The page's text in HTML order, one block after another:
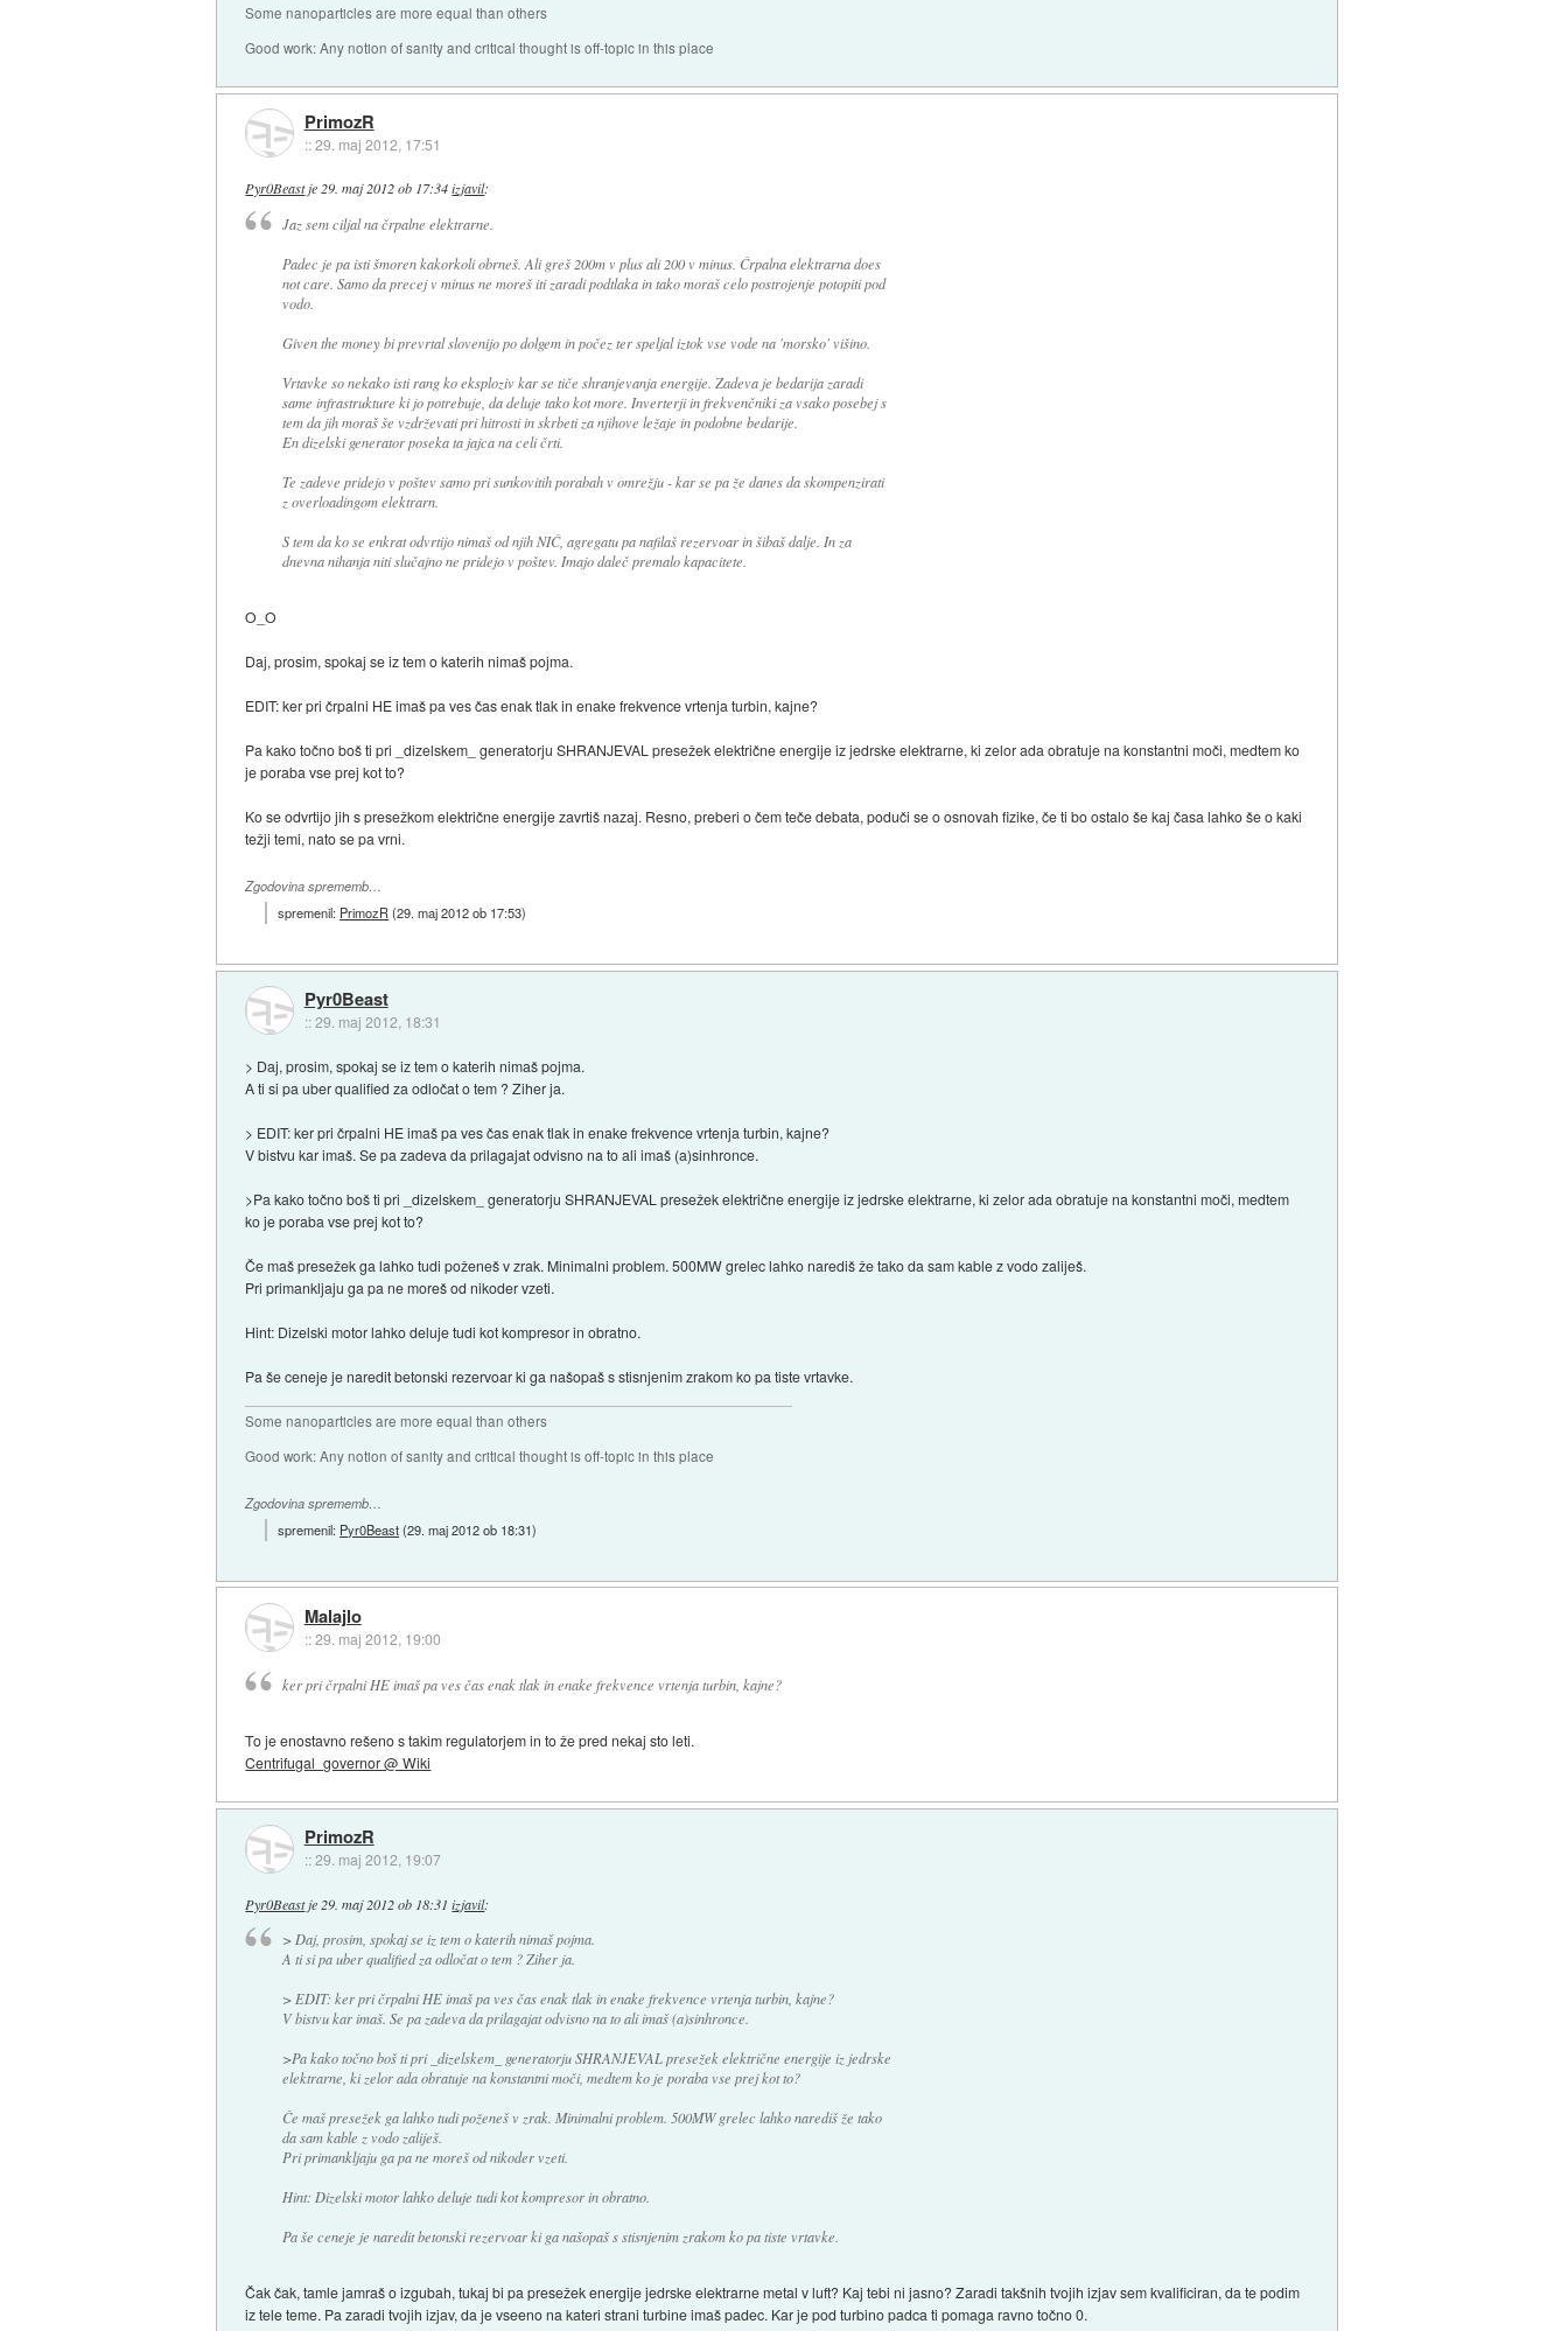
Some nanoparticles are more equal than others
Good work: Any notion of sanity and critical thought is off-topic in this place
PrimozR
::29. maj 2012, 17:51
Pyr0Beastje29. maj 2012 ob 17:34 izjavil:
Jaz sem ciljal na črpalne elektrarne.
Padec je pa isti šmoren kakorkoli obrneš. Ali greš 200m v plus ali 200 v minus. Črpalna elektrarna does
not care. Samo da precej v minus ne moreš iti zaradi podtlaka in tako moraš celo postrojenje potopiti pod
vodo.
Given the money bi prevrtal slovenijo po dolgem in počez ter speljal iztok vse vode na 'morsko' višino.
Vrtavke so nekako isti rang ko eksploziv kar se tiče shranjevanja energije. Zadeva je bedarija zaradi
same infrastrukture ki jo potrebuje, da deluje tako kot more. Inverterji in frekvenčniki za vsako posebej s
tem da jih moraš še vzdrževati pri hitrosti in skrbeti za njihove ležaje in podobne bedarije.
En dizelski generator poseka ta jajca na celi črti.
Te zadeve pridejo v poštev samo pri sunkovitih porabah v omrežju - kar se pa že danes da skompenzirati
z overloadingom elektrarn.
S tem da ko se enkrat odvrtijo nimaš od njih NIČ, agregatu pa nafilaš rezervoar in šibaš dalje. In za
dnevna nihanja niti slučajno ne pridejo v poštev. Imajo daleč premalo kapacitete.
O_O
Daj, prosim, spokaj se iz tem o katerih nimaš pojma.
EDIT: ker pri črpalni HE imaš pa ves čas enak tlak in enake frekvence vrtenja turbin, kajne?
Pa kako točno boš ti pri _dizelskem_ generatorju SHRANJEVAL presežek električne energije iz jedrske elektrarne, ki zelor ada obratuje na konstantni moči, medtem ko
je poraba vse prej kot to?
Ko se odvrtijo jih s presežkom električne energije zavrtiš nazaj. Resno, preberi o čem teče debata, poduči se o osnovah fizike, če ti bo ostalo še kaj časa lahko še o kaki
težji temi, nato se pa vrni.
Zgodovina sprememb…
spremenil: PrimozR(29. maj 2012 ob 17:53)
Pyr0Beast
::29. maj 2012, 18:31
> Daj, prosim, spokaj se iz tem o katerih nimaš pojma.
A ti si pa uber qualified za odločat o tem ? Ziher ja.
> EDIT: ker pri črpalni HE imaš pa ves čas enak tlak in enake frekvence vrtenja turbin, kajne?
V bistvu kar imaš. Se pa zadeva da prilagajat odvisno na to ali imaš (a)sinhronce.
>Pa kako točno boš ti pri _dizelskem_ generatorju SHRANJEVAL presežek električne energije iz jedrske elektrarne, ki zelor ada obratuje na konstantni moči, medtem
ko je poraba vse prej kot to?
Če maš presežek ga lahko tudi poženeš v zrak. Minimalni problem. 500MW grelec lahko narediš že tako da sam kable z vodo zaliješ.
Pri primankljaju ga pa ne moreš od nikoder vzeti.
Hint: Dizelski motor lahko deluje tudi kot kompresor in obratno.
Pa še ceneje je naredit betonski rezervoar ki ga našopaš s stisnjenim zrakom ko pa tiste vrtavke.
Some nanoparticles are more equal than others
Good work: Any notion of sanity and critical thought is off-topic in this place
Zgodovina sprememb…
spremenil: Pyr0Beast(29. maj 2012 ob 18:31)
Malajlo
::29. maj 2012, 19:00
ker pri črpalni HE imaš pa ves čas enak tlak in enake frekvence vrtenja turbin, kajne?
To je enostavno rešeno s takim regulatorjem in to že pred nekaj sto leti.
Centrifugal_governor @ Wiki
PrimozR
::29. maj 2012, 19:07
Pyr0Beastje 29. maj 2012 ob 18:31 izjavil:
> Daj, prosim, spokaj se iz tem o katerih nimaš pojma.
A ti si pa uber qualified za odločat o tem ? Ziher ja.
> EDIT: ker pri črpalni HE imaš pa ves čas enak tlak in enake frekvence vrtenja turbin, kajne?
V bistvu kar imaš. Se pa zadeva da prilagajat odvisno na to ali imaš (a)sinhronce.
>Pa kako točno boš ti pri _dizelskem_ generatorju SHRANJEVAL presežek električne energije iz jedrske
elektrarne, ki zelor ada obratuje na konstantni moči, medtem ko je poraba vse prej kot to?
Če maš presežek ga lahko tudi poženeš v zrak. Minimalni problem. 500MW grelec lahko narediš že tako
da sam kable z vodo zaliješ.
Pri primankljaju ga pa ne moreš od nikoder vzeti.
Hint: Dizelski motor lahko deluje tudi kot kompresor in obratno.
Pa še ceneje je naredit betonski rezervoar ki ga našopaš s stisnjenim zrakom ko pa tiste vrtavke.
Čak čak, tamle jamraš o izgubah, tukaj bi pa presežek energije jedrske elektrarne metal v luft? Kaj tebi ni jasno? Zaradi takšnih tvojih izjav sem kvalificiran, da te podim
iz tele teme. Pa zaradi tvojih izjav, da je vseeno na kateri strani turbine imaš padec. Kar je pod turbino padca ti pomaga ravno točno 0.